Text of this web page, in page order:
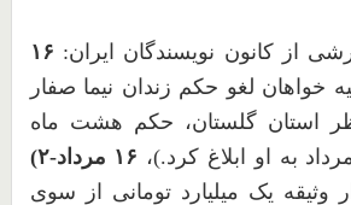
از کانون نویسندگان ایران: ۱۶
خواهان لغو حکم زندان نیما صفار
استان گلستان، حکم هشت ماه
به او ابلاغ کرد.)، ۱۶ مرداد-۲)
وثیقه یک میلیارد تومانی از سوی